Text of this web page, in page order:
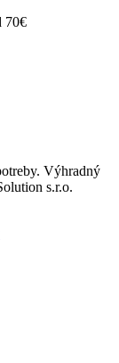
70€
Výhradný
s.r.o.